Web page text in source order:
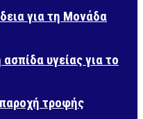
για τη Μονάδα
υγείας για το
τροφής